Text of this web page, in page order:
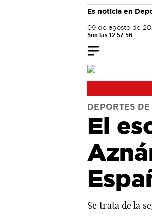
Es noticia en
09 de agosto de
Son las 12:57:56
DEPORTES
El
Se trata de la